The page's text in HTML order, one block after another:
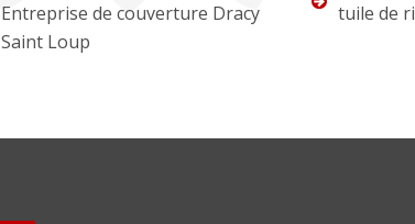
Entreprise de couverture Dracy
Saint Loup
tuile de